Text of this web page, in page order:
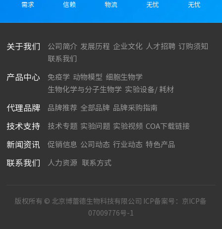
需求
信赖
物流
无忧
无忧
关于我们 公司简介 发展历程 企业文化 人才招聘 订购须知
联系我们
产品中心 免疫学 动物模型 细胞生物学
生物化学与分子生物学 实验设备/ 耗材
代理品牌 品牌推荐 全部品牌 品牌采购指南
技术支持 技术专题 实验问题 实验视频 COA下载链接
新闻资讯 促销信息 公司动态 行业动态 特色产品
联系我们 人力资源 联系方式
版权所有 © 北京博蕾德生物科技有限公司 ICP备案号： 京ICP备
07009776号-1